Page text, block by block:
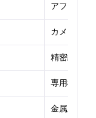
アフィック
カメラ部品
精密級ホイ
専用機・自
金属及びプ